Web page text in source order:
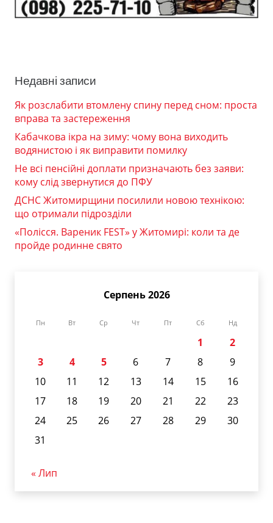
Недавні записи
Як розслабити втомлену спину перед сном: проста
вправа та застереження
Кабачкова ікра на зиму: чому вона виходить
водянистою і як виправити помилку
Не всі пенсійні доплати призначають без заяви:
кому слід звернутися до ПФУ
ДСНС Житомирщини посилили новою технікою:
що отримали підрозділи
«Полісся. Вареник FEST» у Житомирі: коли та де
пройде родинне свято
Серпень 2026
Пн Вт Ср Чт Пт Сб Нд
1
2
3
4 5 6 7 8
9
10
11 12 13 14 15
16
17
18 19 20 21 22
23
24
25 26 27 28 29
30
31
« Лип